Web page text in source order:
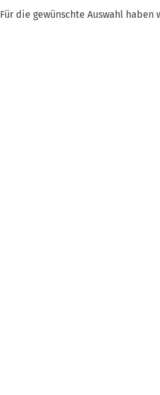
Für die gewünschte Auswahl